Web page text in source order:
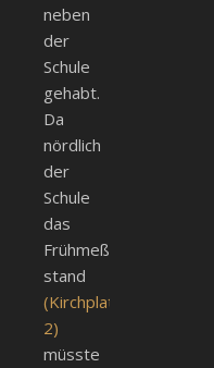
neben
der
Schule
gehabt.
Da
nördlich
der
Schule
das
Frühmeßhaus
stand
(Kirchplatz
2)
müsste